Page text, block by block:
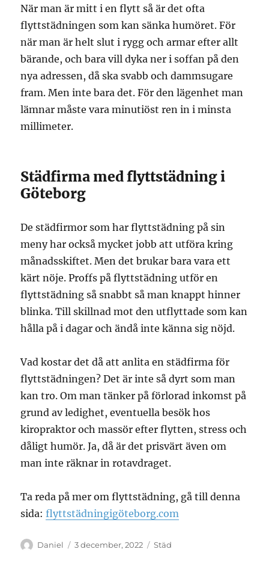
När man är mitt i en flytt så är det ofta
flyttstädningen som kan sänka humöret. För
när man är helt slut i rygg och armar efter allt
bärande, och bara vill dyka ner i soffan på den
nya adressen, då ska svabb och dammsugare
fram. Men inte bara det. För den lägenhet man
lämnar måste vara minutiöst ren in i minsta
millimeter.
Städfirma med flyttstädning i
Göteborg
De städfirmor som har flyttstädning på sin
meny har också mycket jobb att utföra kring
månadsskiftet. Men det brukar bara vara ett
kärt nöje. Proffs på flyttstädning utför en
flyttstädning så snabbt så man knappt hinner
blinka. Till skillnad mot den utflyttade som kan
hålla på i dagar och ändå inte känna sig nöjd.
Vad kostar det då att anlita en städfirma för
flyttstädningen? Det är inte så dyrt som man
kan tro. Om man tänker på förlorad inkomst på
grund av ledighet, eventuella besök hos
kiropraktor och massör efter flytten, stress och
dåligt humör. Ja, då är det prisvärt även om
man inte räknar in rotavdraget.
Ta reda på mer om flyttstädning, gå till denna
sida:flyttstädningigöteborg.com
Författare
Daniel
Publicerat
3 december, 2022 Kategorier
Städ